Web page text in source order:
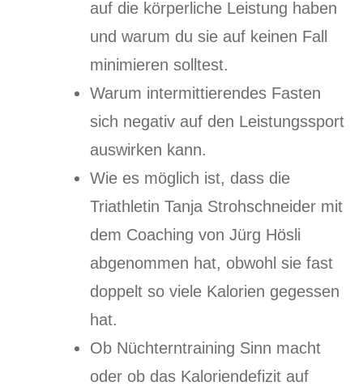
auf die körperliche Leistung haben
und warum du sie auf keinen Fall
minimieren solltest.
Warum intermittierendes Fasten
sich negativ auf den Leistungssport
auswirken kann.
Wie es möglich ist, dass die
Triathletin Tanja Strohschneider mit
dem Coaching von Jürg Hösli
abgenommen hat, obwohl sie fast
doppelt so viele Kalorien gegessen
hat.
Ob Nüchterntraining Sinn macht
oder ob das Kaloriendefizit auf